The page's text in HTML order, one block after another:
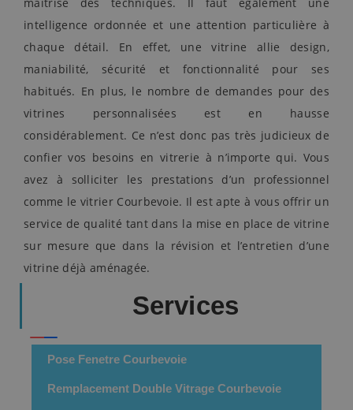
maitrise des techniques. Il faut également une
intelligence ordonnée et une attention particulière à
chaque détail. En effet, une vitrine allie design,
maniabilité, sécurité et fonctionnalité pour ses
habitués. En plus, le nombre de demandes pour des
vitrines personnalisées est en hausse
considérablement. Ce n’est donc pas très judicieux de
confier vos besoins en vitrerie à n’importe qui. Vous
avez à solliciter les prestations d’un professionnel
comme le vitrier Courbevoie. Il est apte à vous offrir un
service de qualité tant dans la mise en place de vitrine
sur mesure que dans la révision et l’entretien d’une
vitrine déjà aménagée.
Services
Pose Fenetre Courbevoie
Remplacement Double Vitrage Courbevoie